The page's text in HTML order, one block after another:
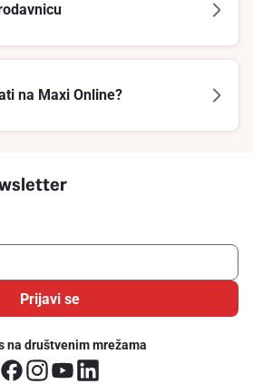
na Maxi Online?
Prijavi se
na društvenim mrežama